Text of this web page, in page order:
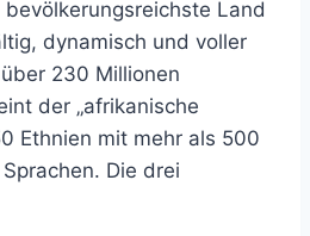
Land
dynamisch und voller
230 Millionen
der „afrikanische
Ethnien mit mehr als 500
Die drei